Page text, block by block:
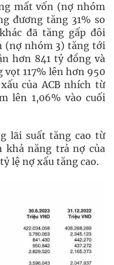
mất vốn (nợ nhóm
đương tăng 31% so
đã tăng gấp đôi
(nợ nhóm 3) tăng tới
hơn 841 tỷ đồng và
117% lên hơn 950
của ACB nhích từ
lên 1,06% vào cuối
lãi suất tăng cao từ
khả năng trả nợ của
lệ nợ xấu tăng cao.